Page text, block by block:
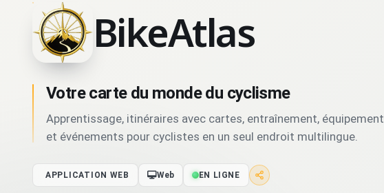
BikeAtlas
Votre carte du monde du cyclisme
Apprentissage, itinéraires avec cartes, entraînement, équipement
et événements pour cyclistes en un seul endroit multilingue.
APPLICATION WEB Web EN LIGNE